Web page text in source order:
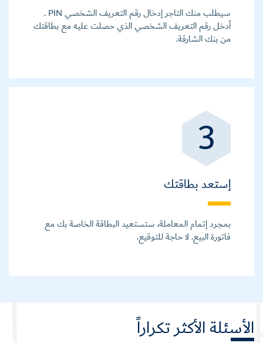
سيطلب منك التاجر إدخال رقم التعريف الشخصي PIN .
أدخل رقم التعريف الشخصي الذي حصلت عليه مع بطاقتك
من بنك الشارقة.
3
إستعد بطاقتك
بمجرد إتمام المعاملة، ستستعيد البطاقة الخاصة بك مع
فاتورة البيع. لا حاجة للتوقيع.
الأسئلة الأكثر تكراراً